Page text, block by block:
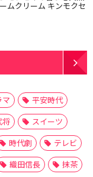
ムクリーム キンモクセ
マ
平安時代
将
スイーツ
時代劇
テレビ
織田信長
抹茶